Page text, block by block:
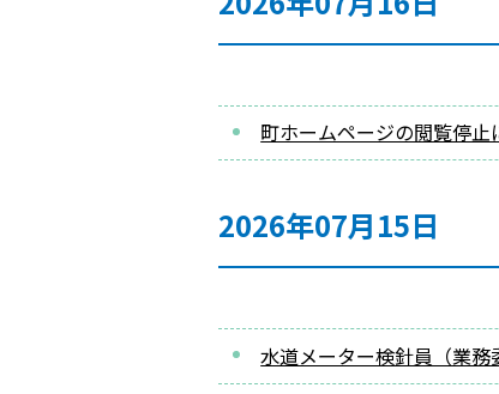
町ホームページの閲覧停止
2026年07月15日
水道メーター検針員（業務